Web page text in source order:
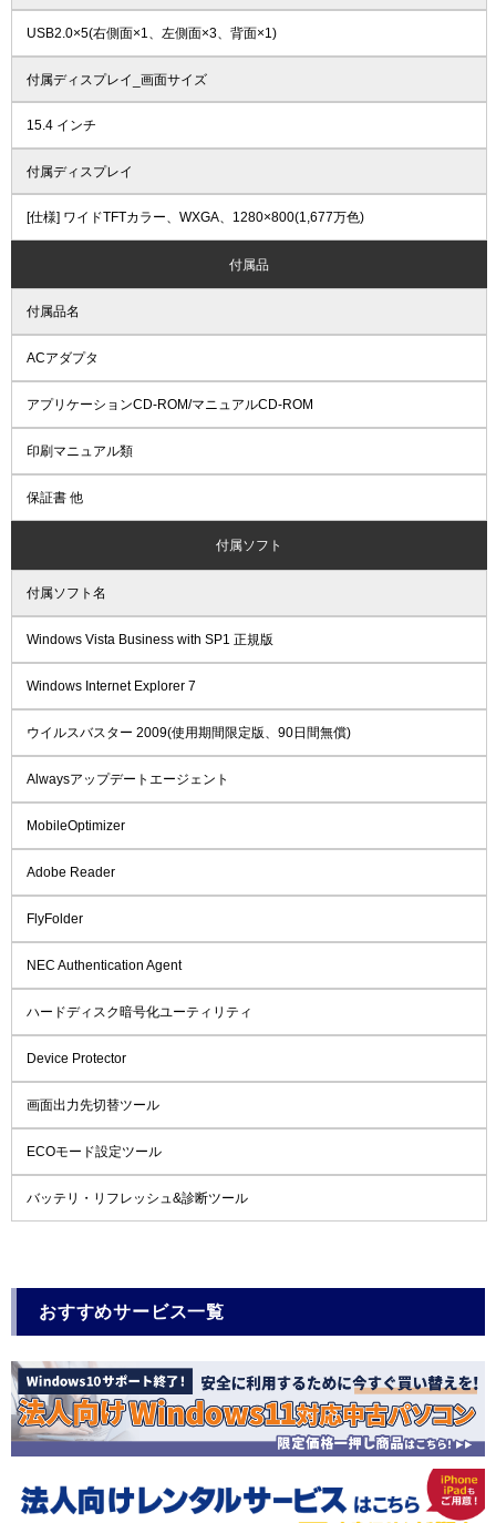
USB2.0×5(右側面×1、左側面×3、背面×1)
付属ディスプレイ_画面サイズ
15.4 インチ
付属ディスプレイ
[仕様] ワイドTFTカラー、WXGA、1280×800(1,677万色)
付属品
付属品名
ACアダプタ
アプリケーションCD-ROM/マニュアルCD-ROM
印刷マニュアル類
保証書 他
付属ソフト
付属ソフト名
Windows Vista Business with SP1 正規版
Windows Internet Explorer 7
ウイルスバスター 2009(使用期間限定版、90日間無償)
Alwaysアップデートエージェント
MobileOptimizer
Adobe Reader
FlyFolder
NEC Authentication Agent
ハードディスク暗号化ユーティリティ
Device Protector
画面出力先切替ツール
ECOモード設定ツール
バッテリ・リフレッシュ&診断ツール
おすすめサービス一覧